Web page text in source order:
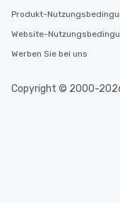
Produkt-
Website-
Werben Sie bei uns
Copyright © 2000-